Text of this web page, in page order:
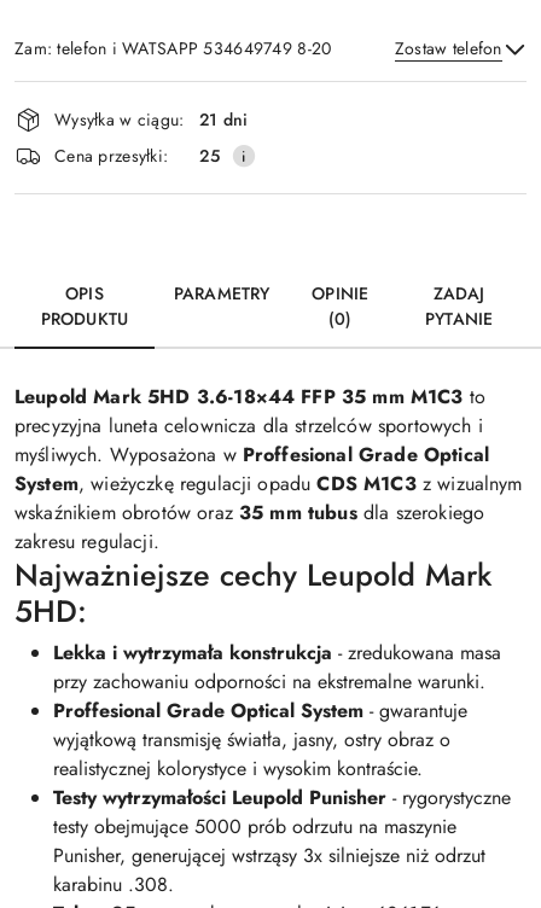
Zam: telefon i WATSAPP 534649749 8-20 Zostaw telefon
Wyślij
Dostępność
i
dostawa
Wysyłka w ciągu:
21 dni
Cena przesyłki:
25
OPIS
PRODUKTU
PARAMETRY
OPINIE
(0)
ZADAJ
PYTANIE
Leupold Mark 5HD 3.6-18×44 FFP 35 mm M1C3 to
precyzyjna luneta celownicza dla strzelców sportowych i
myśliwych. Wyposażona w Proffesional Grade Optical
System, wieżyczkę regulacji opaduCDS M1C3z wizualnym
wskaźnikiem obrotów oraz35 mm tubusdla szerokiego
zakresu regulacji.
Najważniejsze cechy Leupold Mark
5HD:
Lekka i wytrzymała konstrukcja - zredukowana masa
przy zachowaniu odporności na ekstremalne warunki.
Proffesional Grade Optical System - gwarantuje
wyjątkową transmisję światła, jasny, ostry obraz o
realistycznej kolorystyce i wysokim kontraście.
Testy wytrzymałości Leupold Punisher - rygorystyczne
testy obejmujące 5000 prób odrzutu na maszynie
Punisher, generującej wstrząsy 3x silniejsze niż odrzut
karabinu .308.